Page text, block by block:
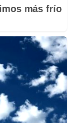
más frío